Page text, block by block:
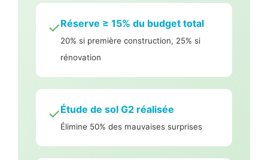
✓Réserve ≥ 15% du budget total
20% si première construction, 25% si
rénovation
✓Étude de sol G2 réalisée
Élimine 50% des mauvaises surprises